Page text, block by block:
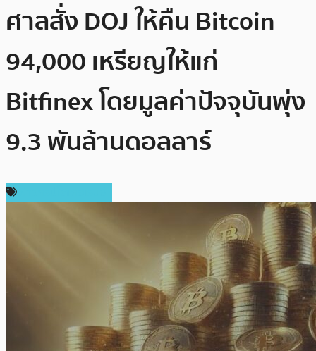
ศาลสั่ง DOJ ให้คืน Bitcoin
94,000 เหรียญให้แก่
Bitfinex โดยมูลค่าปัจจุบันพุ่ง
9.3 พันล้านดอลลาร์